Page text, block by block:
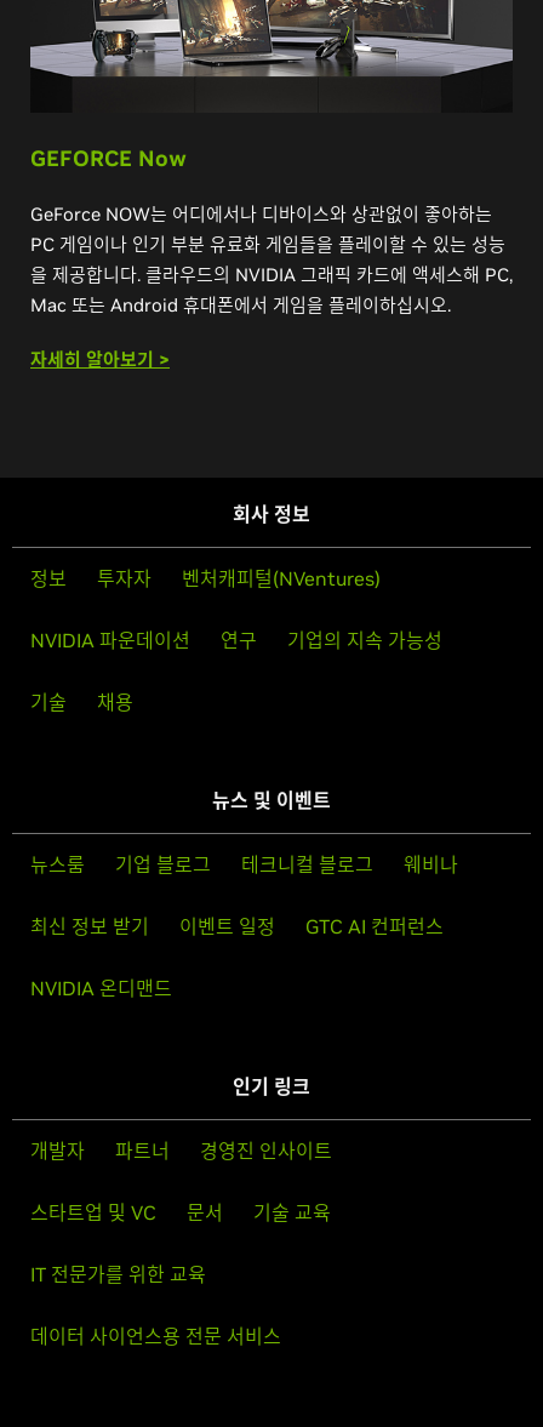
GEFORCE Now
GeForce NOW는 어디에서나 디바이스와 상관없이 좋아하는
PC 게임이나 인기 부분 유료화 게임들을 플레이할 수 있는 성능
을 제공합니다. 클라우드의 NVIDIA 그래픽 카드에 액세스해 PC,
Mac 또는 Android 휴대폰에서 게임을 플레이하십시오.
자세히 알아보기 >
회사 정보
정보 투자자 벤처캐피털(NVentures)
NVIDIA 파운데이션 연구 기업의 지속 가능성
기술 채용
뉴스 및 이벤트
뉴스룸 기업 블로그 테크니컬 블로그 웨비나
최신 정보 받기 이벤트 일정 GTC AI 컨퍼런스
NVIDIA 온디맨드
인기 링크
개발자 파트너 경영진 인사이트
스타트업 및 VC 문서 기술 교육
IT 전문가를 위한 교육
데이터 사이언스용 전문 서비스